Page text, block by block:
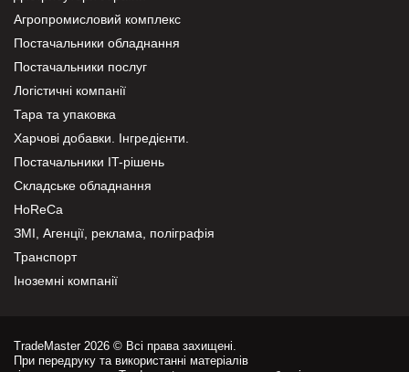
Агропромисловий комплекс
Постачальники обладнання
Постачальники послуг
Логістичні компанії
Тара та упаковка
Харчові добавки. Інгредієнти.
Постачальники IT-рішень
Складське обладнання
HoReCa
ЗМІ, Агенції, реклама, поліграфія
Транспорт
Іноземні компанії
TradeMaster 2026 © Всі права захищені.
При передруку та використанні матеріалів